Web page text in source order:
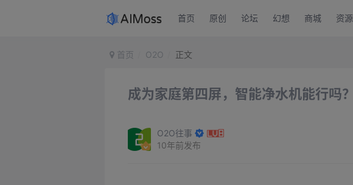
首页 原创 论坛 幻想 商城 资源
首页 O2O 正文
成为家庭第四屏，智能净水机能行吗？
O2O往事
10年前发布